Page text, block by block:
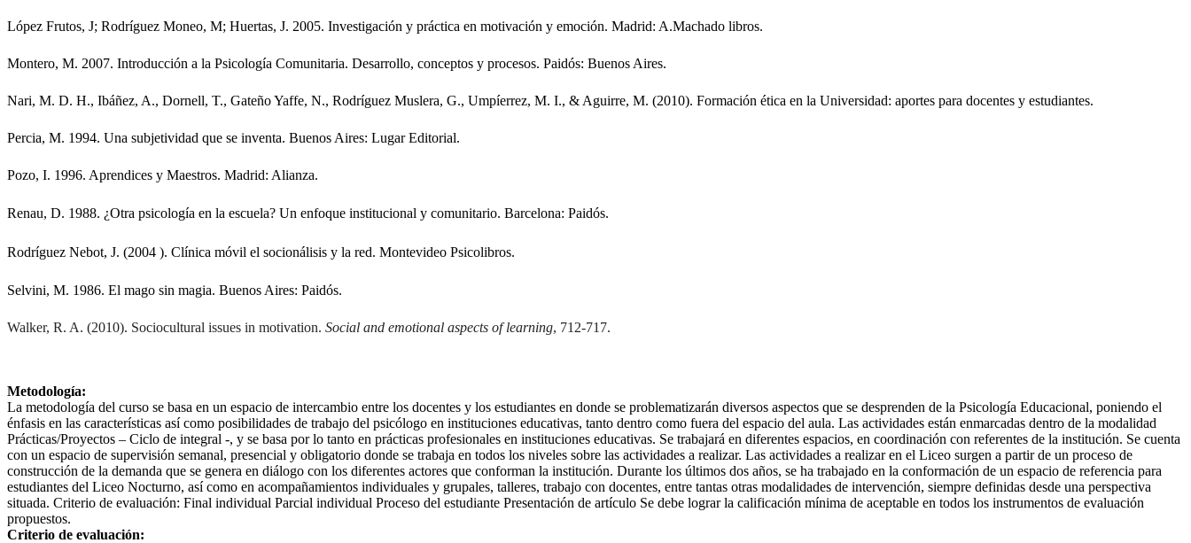
López Frutos, J; Rodríguez Moneo, M; Huertas, J. 2005. Investigación y práctica en motivación y emoción. Madrid: A.Machado libros.
Montero, M. 2007. Introducción a la Psicología Comunitaria. Desarrollo, conceptos y procesos. Paidós: Buenos Aires.
Nari, M. D. H., Ibáñez, A., Dornell, T., Gateño Yaffe, N., Rodríguez Muslera, G., Umpíerrez, M. I., & Aguirre, M. (2010). Formación ética en la Universidad: aportes para docentes y estudiantes.
Percia, M. 1994. Una subjetividad que se inventa. Buenos Aires: Lugar Editorial.
Pozo, I. 1996. Aprendices y Maestros. Madrid: Alianza.
Renau, D. 1988. ¿Otra psicología en la escuela? Un enfoque institucional y comunitario. Barcelona: Paidós.
Rodríguez Nebot, J. (2004 ). Clínica móvil el socionálisis y la red. Montevideo Psicolibros.
Selvini, M. 1986. El mago sin magia. Buenos Aires: Paidós.
Walker, R. A. (2010). Sociocultural issues in motivation. Social and emotional aspects of learning, 712-717.
Metodología:
La metodología del curso se basa en un espacio de intercambio entre los docentes y los estudiantes en donde se problematizarán diversos aspectos que se desprenden de la Psicología Educacional, poniendo el
énfasis en las características así como posibilidades de trabajo del psicólogo en instituciones educativas, tanto dentro como fuera del espacio del aula. Las actividades están enmarcadas dentro de la modalidad
Prácticas/Proyectos – Ciclo de integral -, y se basa por lo tanto en prácticas profesionales en instituciones educativas. Se trabajará en diferentes espacios, en coordinación con referentes de la institución. Se cuenta
con un espacio de supervisión semanal, presencial y obligatorio donde se trabaja en todos los niveles sobre las actividades a realizar. Las actividades a realizar en el Liceo surgen a partir de un proceso de
construcción de la demanda que se genera en diálogo con los diferentes actores que conforman la institución. Durante los últimos dos años, se ha trabajado en la conformación de un espacio de referencia para
estudiantes del Liceo Nocturno, así como en acompañamientos individuales y grupales, talleres, trabajo con docentes, entre tantas otras modalidades de intervención, siempre definidas desde una perspectiva
situada. Criterio de evaluación: Final individual Parcial individual Proceso del estudiante Presentación de artículo Se debe lograr la calificación mínima de aceptable en todos los instrumentos de evaluación
propuestos.
Criterio de evaluación: